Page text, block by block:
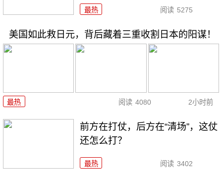
最热 阅读 5275
美国如此救日元，背后藏着三重收割日本的阳谋！
最热 阅读 4080 2小时前
前方在打仗，后方在“清场”，这仗
还怎么打？
最热 阅读 3402